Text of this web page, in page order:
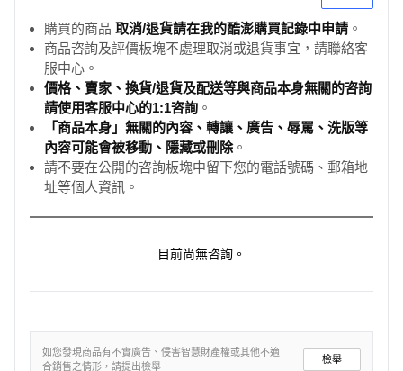
購買的商品 取消/退貨請在我的酷澎購買記錄中申請 。
商品咨詢及評價板塊不處理取消或退貨事宜，請聯絡客
服中心。
價格、賣家、換貨/退貨及配送等與商品本身無關的咨詢
請使用客服中心的1:1咨詢 。
「商品本身」無關的內容、轉讓、廣告、辱罵、洗版等
內容可能會被移動、隱藏或刪除。
請不要在公開的咨詢板塊中留下您的電話號碼、郵箱地
址等個人資訊。
目前尚無咨詢。
如您發現商品有不實廣告、侵害智慧財產權或其他不適
合銷售之情形，請提出檢舉
檢舉